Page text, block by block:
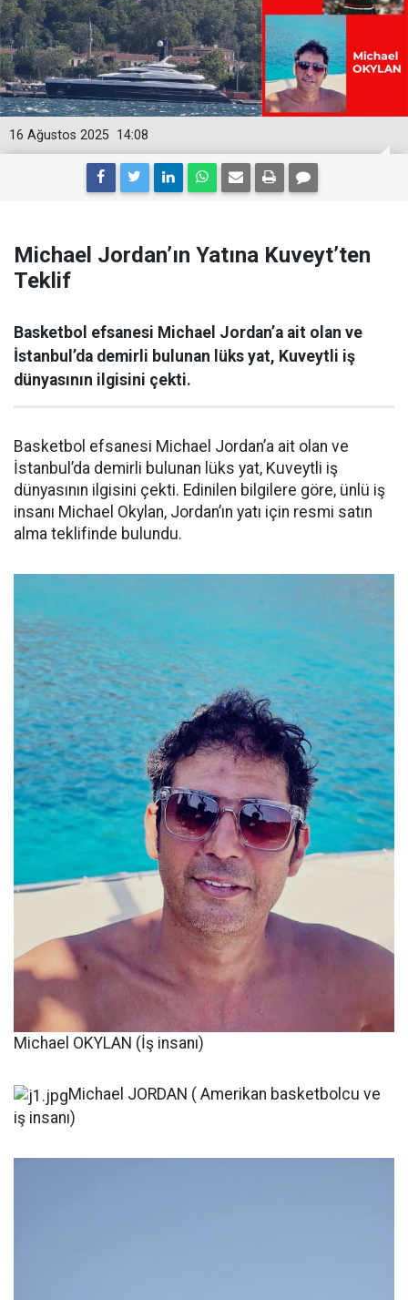
14:08
16 Ağustos 2025
Michael Jordan’ın Yatına Kuveyt’ten
Teklif
Basketbol efsanesi Michael Jordan’a ait olan ve
İstanbul’da demirli bulunan lüks yat, Kuveytli iş
dünyasının ilgisini çekti.
Basketbol efsanesi Michael Jordan’a ait olan ve
İstanbul’da demirli bulunan lüks yat, Kuveytli iş
dünyasının ilgisini çekti. Edinilen bilgilere göre, ünlü iş
insanı Michael Okylan, Jordan’ın yatı için resmi satın
alma teklifinde bulundu.
Michael OKYLAN (İş insanı)
Michael JORDAN ( Amerikan basketbolcu ve
iş insanı)